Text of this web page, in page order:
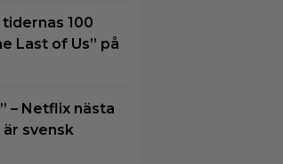
100
Last of Us” på
– Netflix nästa
svensk